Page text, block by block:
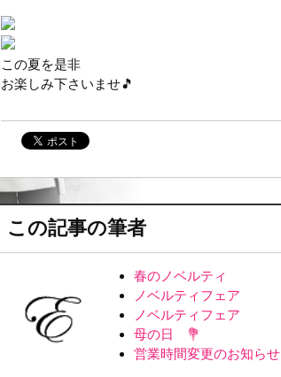
この夏を是非
お楽しみ下さいませ🎵
この記事の筆者
春のノベルティ
ノベルティフェア
ノベルティフェア
母の日 💐
営業時間変更のお知らせ